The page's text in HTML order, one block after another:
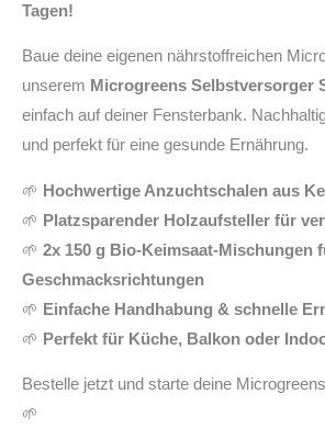
Tagen!
Baue deine eigenen nährstoffreichen
unserem Microgreens Selbstversorger
einfach auf deiner Fensterbank.
und perfekt für eine gesunde Ernährung.
🌱 Hochwertige Anzuchtschalen aus
🌱 Platzsparender Holzaufsteller für
🌱 2x 150 g Bio-Keimsaat-Mischungen
Geschmacksrichtungen
🌱 Einfache Handhabung & schnelle
🌱 Perfekt für Küche, Balkon oder
Bestelle jetzt und starte deine
🌱